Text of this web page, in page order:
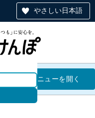
やさしい日本語
静岡支部
メニューを開く